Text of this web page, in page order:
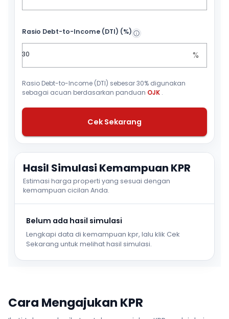
Rasio Debt-to-Income (DTI) (%)
%
Rasio Debt-to-Income (DTI) sebesar 30% digunakan
sebagai acuan berdasarkan panduan OJK .
Cek Sekarang
Hasil Simulasi Kemampuan KPR
Estimasi harga properti yang sesuai dengan
kemampuan cicilan Anda.
Belum ada hasil simulasi
Lengkapi data di kemampuan kpr, lalu klik Cek
Sekarang untuk melihat hasil simulasi.
Cara Mengajukan KPR